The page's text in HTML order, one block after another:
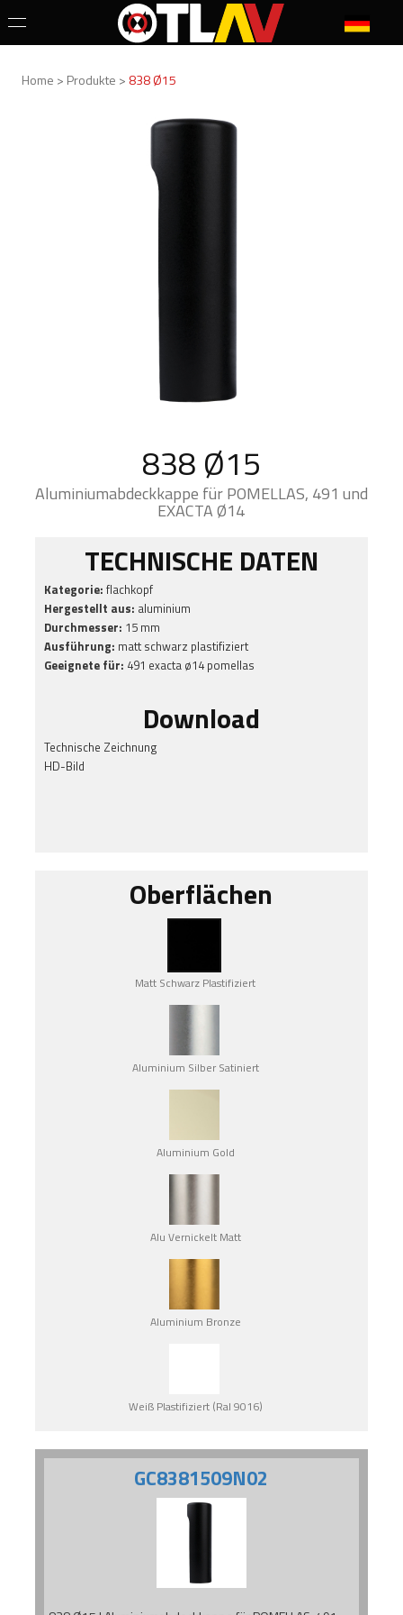
Home > Produkte > 838 Ø15
838 Ø15
Aluminiumabdeckkappe für POMELLAS, 491 und
EXACTA Ø14
TECHNISCHE DATEN
Kategorie: flachkopf
Hergestellt aus: aluminium
Durchmesser: 15 mm
Ausführung: matt schwarz plastifiziert
Geeignete für: 491 exacta ø14 pomellas
Download
Technische Zeichnung
HD-Bild
Oberflächen
Matt Schwarz Plastifiziert
Aluminium Silber Satiniert
Aluminium Gold
Alu Vernickelt Matt
Aluminium Bronze
Weiß Plastifiziert (Ral 9016)
GC8381509N02